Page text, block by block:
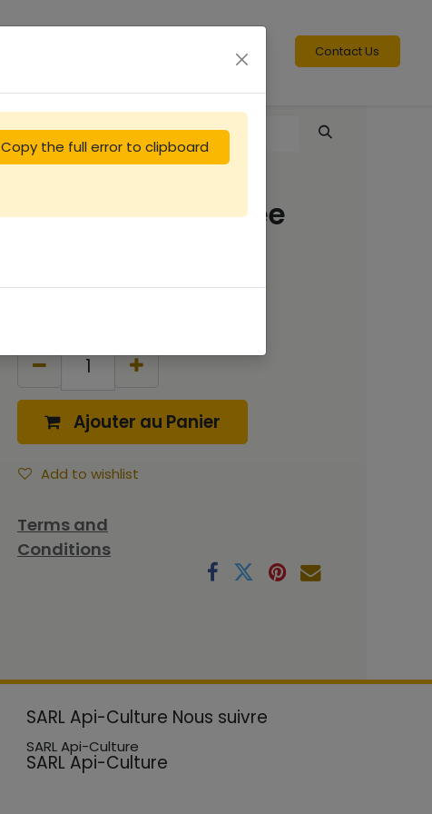
Contact Us
Réduction d'entrée
0.92€
Ajouter au Panier
Add to wishlist
Terms and
Conditions
SARL Api-Culture Nous suivre
SARL Api-Culture
SARL Api-Culture
Copy the full error to clipboard